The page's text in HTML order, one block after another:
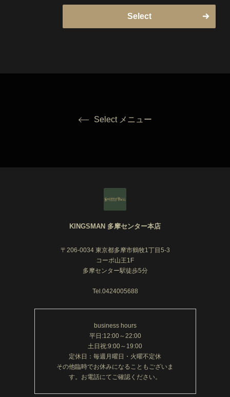
丁寧にセットの仕方を教えさせていただきます！
施術・カウンセリングは特に丁寧さを大切にしている
Select
Select メニュー
KINGSMAN 多摩センター本店
〒206-0034 東京都多摩市鶴牧1丁目5-3
コーポ山王1F
多摩センター駅徒歩5分
Tel.0424005688
business hours
平日:12:00～22:00
土日祝:9:00～19:00
定休日：毎週月曜日・火曜不定休
その他臨時でお休みになることもございま
す。お電話にてご確認ください。